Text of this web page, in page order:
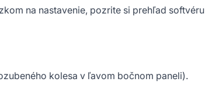
na nastavenie, pozrite si prehľad softvéru
kolesa v ľavom bočnom paneli).